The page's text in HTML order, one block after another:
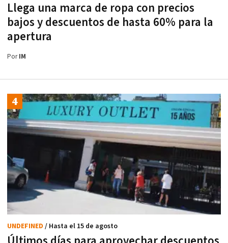
Llega una marca de ropa con precios
bajos y descuentos de hasta 60% para la
apertura
PorIM
UNDEFINED / Hasta el 15 de agosto